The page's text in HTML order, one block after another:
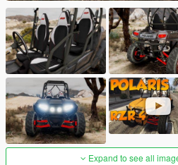
Expand to see all